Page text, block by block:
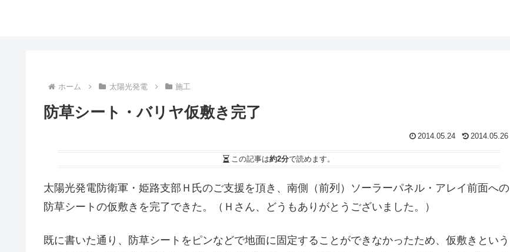
ホーム 太陽光発電 施工
防草シート・バリヤ仮敷き完了
2014.05.24 2014.05.26
この記事は約2分で読めます。
太陽光発電防衛軍・姫路支部Ｈ氏のご支援を頂き、南側（前列）ソーラーパネル・アレイ前面への
防草シートの仮敷きを完了できた。（Ｈさん、どうもありがとうございました。）
既に書いた通り、防草シートをピンなどで地面に固定することができなかったため、仮敷きという